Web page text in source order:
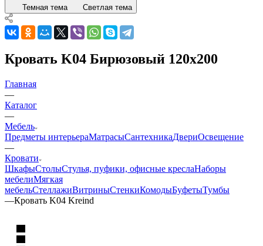
Темная тема Светлая тема
Кровать K04 Бирюзовый 120x200
Главная
—
Каталог
—
Мебель
Предметы интерьераМатрасыСантехникаДвериОсвещение
—
Кровати
ШкафыСтолыСтулья, пуфики, офисные креслаНаборы
мебелиМягкая
мебельСтеллажиВитриныСтенкиКомодыБуфетыТумбы
—Кровать K04 Kreind